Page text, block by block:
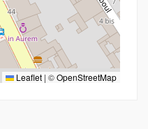
Leaflet | ©OpenStreetMap